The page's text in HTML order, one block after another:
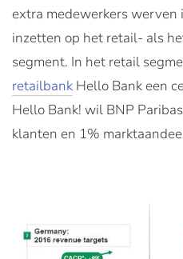
extra medewerkers werven
inzetten op het retail- als
segment. In het retail
retailbank Hello Bank een
Hello Bank! wil BNP
klanten en 1%